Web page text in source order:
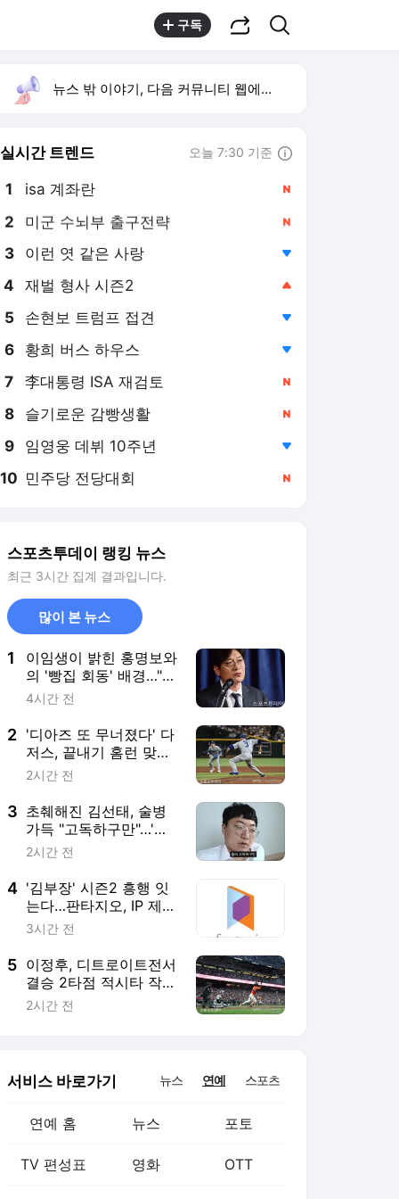
구독
뉴스 밖 이야기, 다음 커뮤니티 웹에서 보기
실시간 트렌드 오늘 7:30 기준
1 isa 계좌란
2 미군 수뇌부 출구전략
3 이런 엿 같은 사랑
4 재벌 형사 시즌2
5 손현보 트럼프 접견
6 황희 버스 하우스
7 李대통령 ISA 재검토
8 슬기로운 감빵생활
9 임영웅 데뷔 10주년
10 민주당 전당대회
스포츠투데이 랭킹 뉴스
최근 3시간 집계 결과입니다.
많이 본 뉴스
1
이임생이 밝힌 홍명보와
의 '빵집 회동' 배경…"정
몽규 최종 지시로 면담
4시간 전
2 '디아즈 또 무너졌다' 다
저스, 끝내기 홈런 맞으
며 애리조나에 역전패…
2시간 전
3 초췌해진 김선태, 술병
가득 "고독하구만"…'리
센느 사태' 후 심경 [ST
2시간 전
4 '김부장' 시즌2 흥행 잇
는다…판타지오, IP 제작
·매니지먼트 '두 토끼' 조
3시간 전
5 이정후, 디트로이트전서
결승 2타점 적시타 작
렬…타율 0.303 유지
2시간 전
서비스 바로가기 뉴스 연예 스포츠
연예 홈 뉴스 포토
TV 편성표 영화 OTT